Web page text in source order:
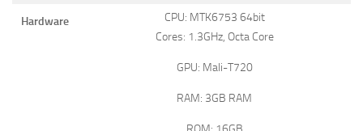
Hardware
CPU: MTK6753 64bit
Cores: 1.3GHz, Octa Core
GPU: Mali-T720
RAM: 3GB RAM